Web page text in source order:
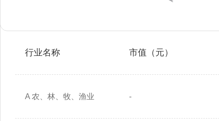
行业名称 市值（元）
A 农、林、牧、渔业 -